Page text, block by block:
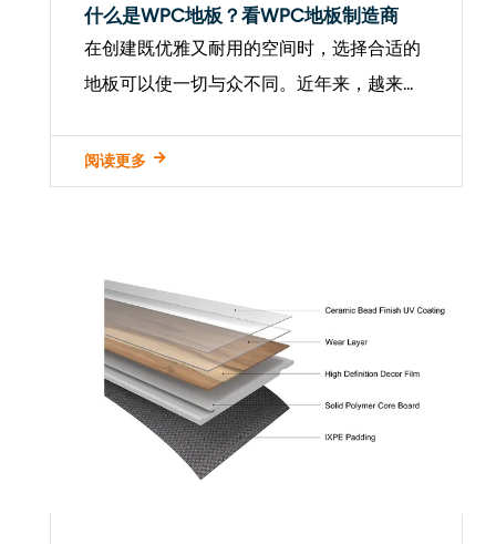
什么是WPC地板？看WPC地板制造商
在创建既优雅又耐用的空间时，选择合适的
地板可以使一切与众不同。近年来，越来越
向 WPC地板 - 将风格与弹性结合在一起的
革命表面。作为 WPC地板制造...
阅读更多